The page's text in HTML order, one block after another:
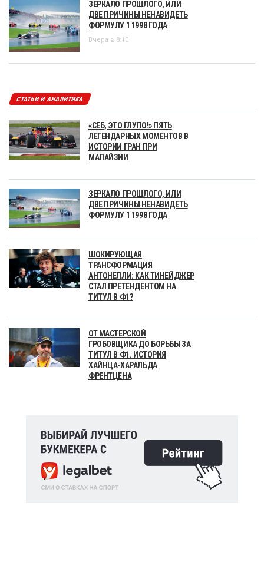
ЗЕРКАЛО ПРОШЛОГО, ИЛИ
ДВЕ ПРИЧИНЫ НЕНАВИДЕТЬ
ФОРМУЛУ 1 1998 ГОДА
Вчера в 8:10
СТАТЬИ И АНАЛИТИКА
«СЕБ, ЭТО ГЛУПО!» ПЯТЬ
ЛЕГЕНДАРНЫХ МОМЕНТОВ В
ИСТОРИИ ГРАН ПРИ
МАЛАЙЗИИ
ЗЕРКАЛО ПРОШЛОГО, ИЛИ
ДВЕ ПРИЧИНЫ НЕНАВИДЕТЬ
ФОРМУЛУ 1 1998 ГОДА
ШОКИРУЮЩАЯ
ТРАНСФОРМАЦИЯ
АНТОНЕЛЛИ: КАК ТИНЕЙДЖЕР
СТАЛ ПРЕТЕНДЕНТОМ НА
ТИТУЛ В Ф1?
ОТ МАСТЕРСКОЙ
ГРОБОВЩИКА ДО БОРЬБЫ ЗА
ТИТУЛ В Ф1. ИСТОРИЯ
ХАЙНЦА-ХАРАЛЬДА
ФРЕНТЦЕНА